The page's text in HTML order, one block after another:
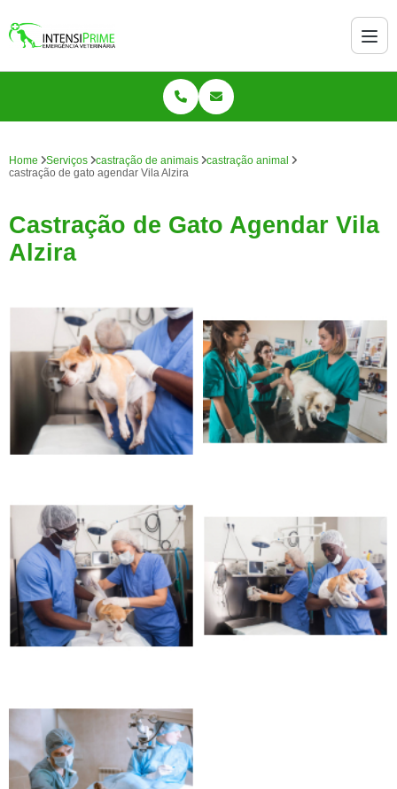
Home Serviços castração de animais
castração animal
castração de gato agendar Vila Alzira
Castração de Gato Agendar Vila
Alzira